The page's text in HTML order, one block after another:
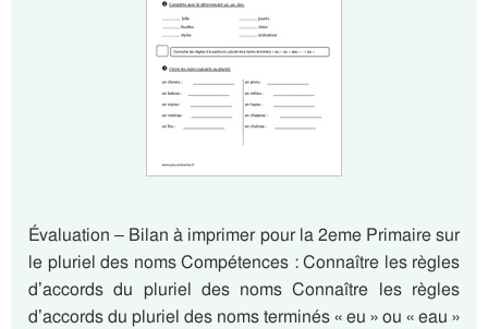
Évaluation – Bilan à imprimer pour la 2eme Primaire sur
le pluriel des noms Compétences : Connaître les règles
d’accords du pluriel des noms Connaître les règles
d’accords du pluriel des noms terminés « eu » ou « eau »